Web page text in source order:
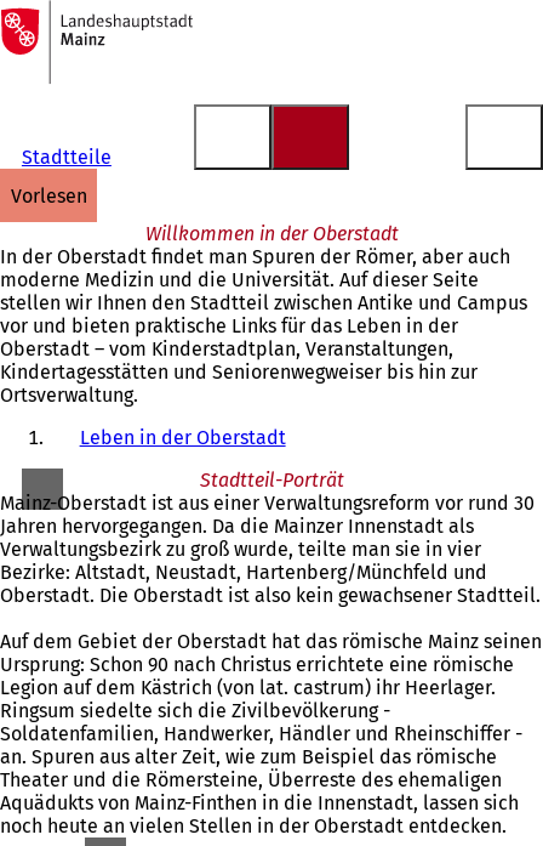
Inhalt anspringen
Zur
Startseite
Stadtteile
vorlesen
Willkommen in der Oberstadt
In der Oberstadt findet man Spuren der Römer, aber auch
moderne Medizin und die Universität. Auf dieser Seite
stellen wir Ihnen den Stadtteil zwischen Antike und Campus
vor und bieten praktische Links für das Leben in der
Oberstadt – vom Kinderstadtplan, Veranstaltungen,
Kindertagesstätten und Seniorenwegweiser bis hin zur
Ortsverwaltung.
Leben in der Oberstadt
Stadtteil-Porträt
Mainz-Oberstadt ist aus einer Verwaltungsreform vor rund 30
Jahren hervorgegangen. Da die Mainzer Innenstadt als
Verwaltungsbezirk zu groß wurde, teilte man sie in vier
Bezirke: Altstadt, Neustadt, Hartenberg/Münchfeld und
Oberstadt. Die Oberstadt ist also kein gewachsener Stadtteil.
Auf dem Gebiet der Oberstadt hat das römische Mainz seinen
Ursprung: Schon 90 nach Christus errichtete eine römische
Legion auf dem Kästrich (von lat. castrum) ihr Heerlager.
Ringsum siedelte sich die Zivilbevölkerung -
Soldatenfamilien, Handwerker, Händler und Rheinschiffer -
an. Spuren aus alter Zeit, wie zum Beispiel das römische
Theater und die Römersteine, Überreste des ehemaligen
Aquädukts von Mainz-Finthen in die Innenstadt, lassen sich
noch heute an vielen Stellen in der Oberstadt entdecken.